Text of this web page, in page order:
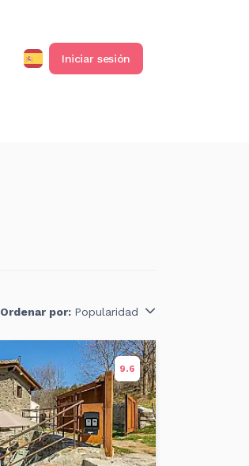
Iniciar sesión
Ordenar por: Popularidad
9.6